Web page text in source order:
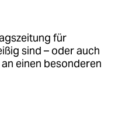
für
sind – oder auch
einen besonderen